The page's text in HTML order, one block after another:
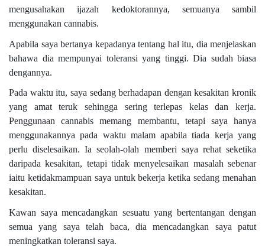
mengusahakan ijazah kedoktorannya, semuanya sambil
menggunakan cannabis.
Apabila saya bertanya kepadanya tentang hal itu, dia menjelaskan
bahawa dia mempunyai toleransi yang tinggi. Dia sudah biasa
dengannya.
Pada waktu itu, saya sedang berhadapan dengan kesakitan kronik
yang amat teruk sehingga sering terlepas kelas dan kerja.
Penggunaan cannabis memang membantu, tetapi saya hanya
menggunakannya pada waktu malam apabila tiada kerja yang
perlu diselesaikan. Ia seolah-olah memberi saya rehat seketika
daripada kesakitan, tetapi tidak menyelesaikan masalah sebenar
iaitu ketidakmampuan saya untuk bekerja ketika sedang menahan
kesakitan.
Kawan saya mencadangkan sesuatu yang bertentangan dengan
semua yang saya telah baca, dia mencadangkan saya patut
meningkatkan toleransi saya.